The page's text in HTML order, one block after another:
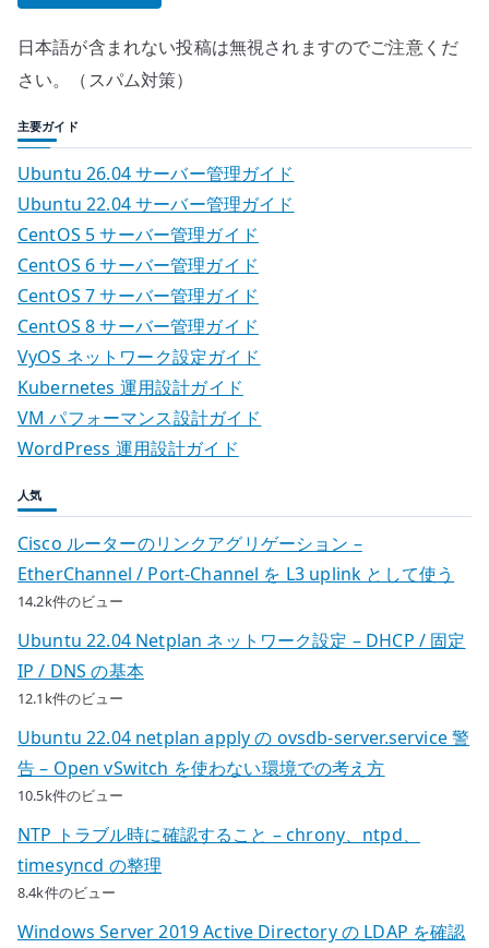
日本語が含まれない投稿は無視されますのでご注意くだ
さい。（スパム対策）
主要ガイド
Ubuntu 26.04 サーバー管理ガイド
Ubuntu 22.04 サーバー管理ガイド
CentOS 5 サーバー管理ガイド
CentOS 6 サーバー管理ガイド
CentOS 7 サーバー管理ガイド
CentOS 8 サーバー管理ガイド
VyOS ネットワーク設定ガイド
Kubernetes 運用設計ガイド
VM パフォーマンス設計ガイド
WordPress 運用設計ガイド
人気
Cisco ルーターのリンクアグリゲーション –
EtherChannel / Port-Channel を L3 uplink として使う
14.2k件のビュー
Ubuntu 22.04 Netplan ネットワーク設定 – DHCP / 固定
IP / DNS の基本
12.1k件のビュー
Ubuntu 22.04 netplan apply の ovsdb-server.service 警
告 – Open vSwitch を使わない環境での考え方
10.5k件のビュー
NTP トラブル時に確認すること – chrony、ntpd、
timesyncd の整理
8.4k件のビュー
Windows Server 2019 Active Directory の LDAP を確認